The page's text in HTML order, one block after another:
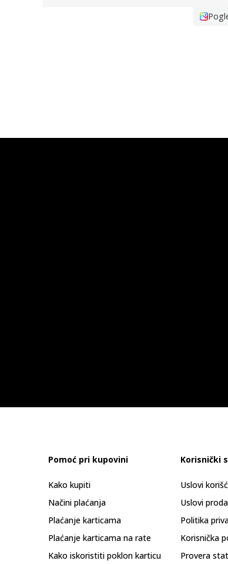
Pomoć pri kupovini
Kako kupiti
Načini plaćanja
Plaćanje karticama
Plaćanje karticama na rate
Kako iskoristiti poklon karticu
Korisnički
Uslovi
Uslovi
Politika
Korisnička
Provera